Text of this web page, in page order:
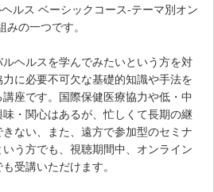
ヘルス ベーシックコース-テーマ別オン
の一つです。
ヘルスを学んでみたいという方を対
に必要不可欠な基礎的知識や手法を
座です。国際保健医療協力や低・中
・関心はあるが、忙しくて長期の継
ない、また、遠方で参加型のセミナ
う方でも、視聴期間中、オンライン
受講いただけます。